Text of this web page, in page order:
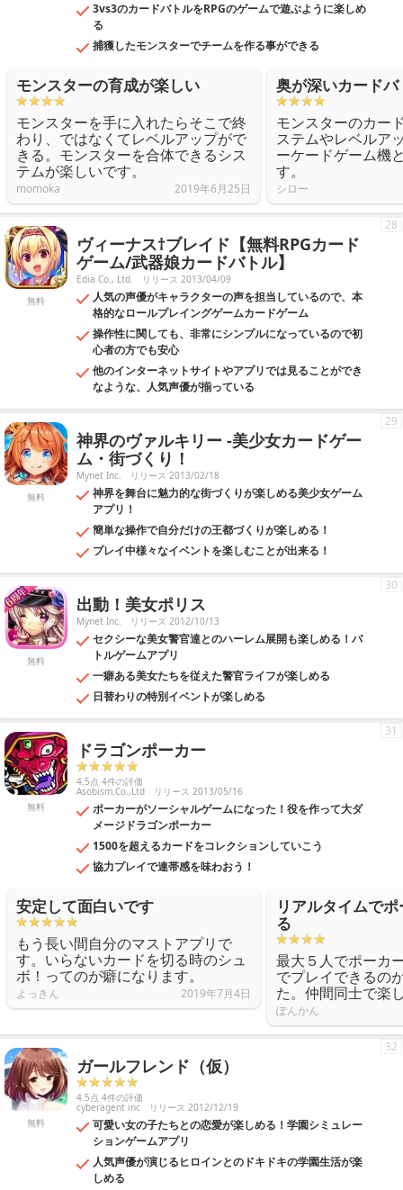
3vs3のカードバトルをRPGのゲームで遊ぶように楽しめ
る
捕獲したモンスターでチームを作る事ができる
モンスターの育成が楽しい
モンスターを手に入れたらそこで終
わり、ではなくてレベルアップがで
きる。モンスターを合体できるシス
テムが楽しいです。
momoka 2019年6月25日
奥が深いカード
モンスターのカー
ステムやレベルア
ーケードゲーム機
す。
シロー
無料
ヴィーナス†ブレイド【無料RPGカード
ゲーム/武器娘カードバトル】
Edia Co., Ltd. リリース 2013/04/09
人気の声優がキャラクターの声を担当しているので、本
格的なロールプレイングゲームカードゲーム
操作性に関しても、非常にシンプルになっているので初
心者の方でも安心
他のインターネットサイトやアプリでは見ることができ
なような、人気声優が揃っている
28
無料
神界のヴァルキリー -美少女カードゲー
ム・街づくり！
Mynet Inc. リリース 2013/02/18
神界を舞台に魅力的な街づくりが楽しめる美少女ゲーム
アプリ！
簡単な操作で自分だけの王都づくりが楽しめる！
プレイ中様々なイベントを楽しむことが出来る！
29
無料
出動！美女ポリス
Mynet Inc. リリース 2012/10/13
セクシーな美女警官達とのハーレム展開も楽しめる！バ
トルゲームアプリ
一癖ある美女たちを従えた警官ライフが楽しめる
日替わりの特別イベントが楽しめる
30
無料
ドラゴンポーカー
4.5点 4件の評価
Asobism.Co.,Ltd リリース 2013/05/16
ポーカーがソーシャルゲームになった！役を作って大ダ
メージドラゴンポーカー
1500を超えるカードをコレクションしていこう
協力プレイで連帯感を味わおう！
31
安定して面白いです
もう長い間自分のマストアプリで
す。いらないカードを切る時のシュ
ボ！ってのが癖になります。
よっきん 2019年7月4日
リアルタイムで
る
最大５人でポーカ
でプレイできるの
た。仲間同士で楽
ぽんかん
無料
ガールフレンド（仮）
4.5点 4件の評価
cyberagent inc リリース 2012/12/19
可愛い女の子たちとの恋愛が楽しめる！学園シミュレー
ションゲームアプリ
人気声優が演じるヒロインとのドキドキの学園生活が楽
しめる
32